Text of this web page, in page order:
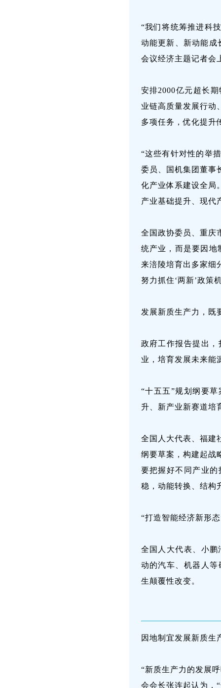
“我们将统筹推进科
动能更新、新动能成
会议经济主题记者会
安排2000亿元超长
业链高质量发展行
多项任务，优化提升
“这些有针对性的举
委员、国机集团董事
化产业体系建设全局
产业基础提升、现代
全国政协委员、重庆
统产业，而是要因地
来涪陵培育出多家细
努力抓住‘两新’政策
发展新质生产力，既
政府工作报告提出
业，培育发展未来能
“十五五”规划纲要
升、新产业新赛道培
全国人大代表、福建
纲要草案，构建起战
要把握好不同产业
稳，动能转换、结构
“打造智能经济新形
全国人大代表、小
动的汽车、机器人
生颠覆性改变。
因地制宜发展新质生
“新质生产力的发展
会会长张连起认为，